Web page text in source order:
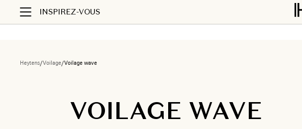
INSPIREZ-VOUS
Heytens/Voilage/Voilage wave
VOILAGE WAVE